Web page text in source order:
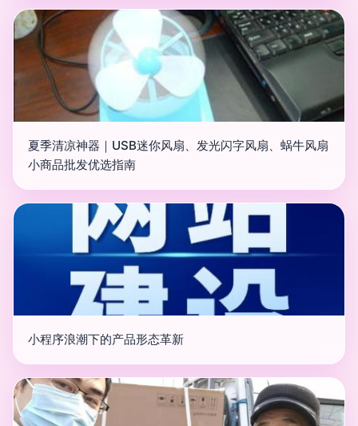
夏季清凉神器｜USB迷你风扇、发光闪字风扇、蜗牛风扇
小商品批发优选指南
小程序浪潮下的产品形态革新